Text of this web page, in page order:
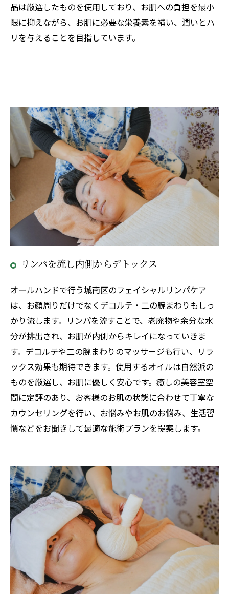
品は厳選したものを使用しており、お肌への負担を最小
限に抑えながら、お肌に必要な栄養素を補い、潤いとハ
リを与えることを目指しています。
リンパを流し内側からデトックス
オールハンドで行う城南区のフェイシャルリンパケア
は、お顔周りだけでなくデコルテ・二の腕まわりもしっ
かり流します。リンパを流すことで、老廃物や余分な水
分が排出され、お肌が内側からキレイになっていきま
す。デコルテや二の腕まわりのマッサージも行い、リラ
ックス効果も期待できます。使用するオイルは自然派の
ものを厳選し、お肌に優しく安心です。癒しの美容室空
間に定評のあり、お客様のお肌の状態に合わせて丁寧な
カウンセリングを行い、お悩みやお肌のお悩み、生活習
慣などをお聞きして最適な施術プランを提案します。